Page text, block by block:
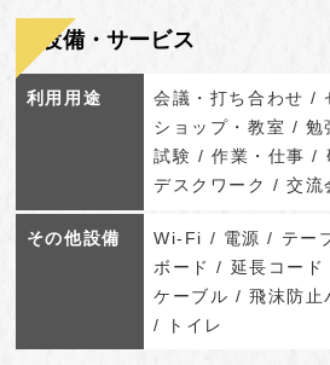
設備・サービス
利用用途
会議・打ち合わせ /
ショップ・教室 /
試験 / 作業・仕事 /
デスクワーク / 交流
その他設備
Wi-Fi / 電源 / テー
ボード / 延長コー
ケーブル / 飛沫防止
/ トイレ